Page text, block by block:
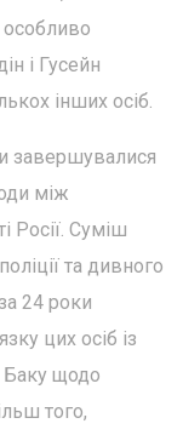
особливо
і Гусейн
інших осіб.
завершувалися
між
Росії. Суміш
та дивного
24 роки
цих осіб із
Баку щодо
того,